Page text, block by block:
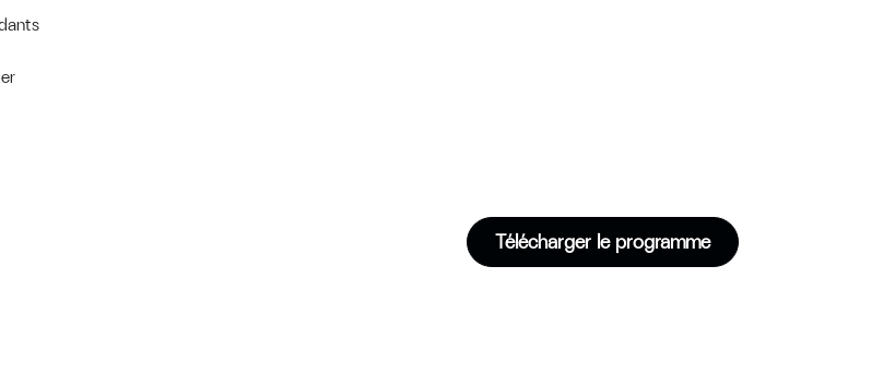
Télécharger le programme